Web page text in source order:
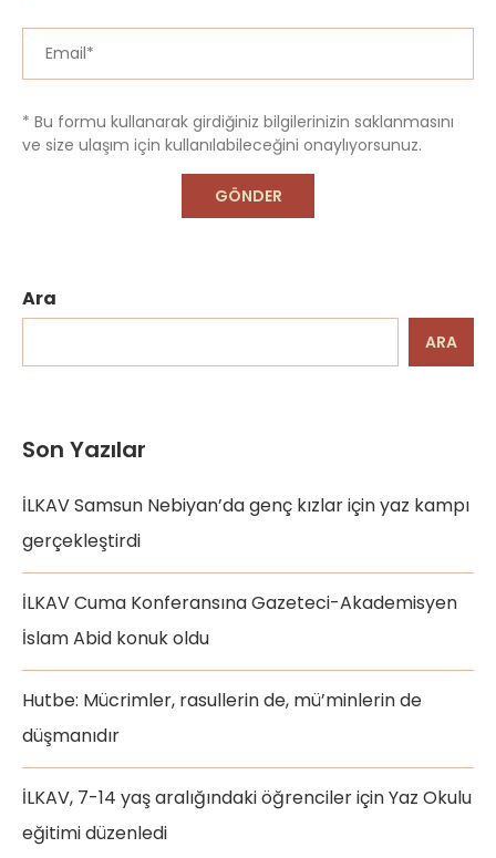
* Bu formu kullanarak girdiğiniz bilgilerinizin saklanmasını
ve size ulaşım için kullanılabileceğini onaylıyorsunuz.
Ara
ARA
Son Yazılar
İLKAV Samsun Nebiyan’da genç kızlar için yaz kampı
gerçekleştirdi
İLKAV Cuma Konferansına Gazeteci-Akademisyen
İslam Abid konuk oldu
Hutbe: Mücrimler, rasullerin de, mü’minlerin de
düşmanıdır
İLKAV, 7-14 yaş aralığındaki öğrenciler için Yaz Okulu
eğitimi düzenledi